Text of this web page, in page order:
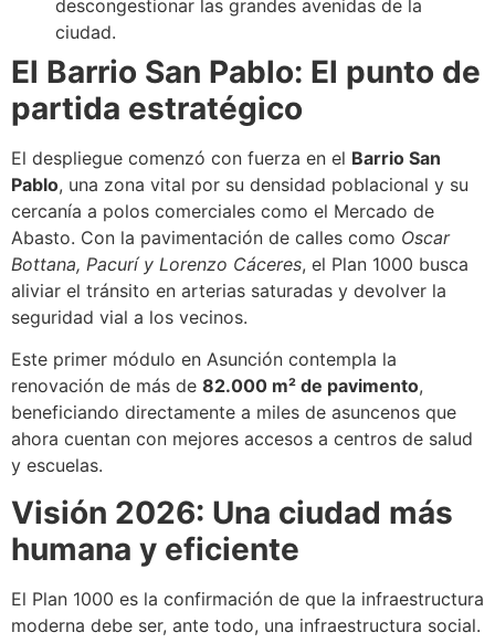
descongestionar las grandes avenidas de la
ciudad.
El Barrio San Pablo: El punto de
partida estratégico
El despliegue comenzó con fuerza en el Barrio San
Pablo, una zona vital por su densidad poblacional y su
cercanía a polos comerciales como el Mercado de
Abasto. Con la pavimentación de calles como Oscar
Bottana, Pacurí y Lorenzo Cáceres, el Plan 1000 busca
aliviar el tránsito en arterias saturadas y devolver la
seguridad vial a los vecinos.
Este primer módulo en Asunción contempla la
renovación de más de 82.000 m² de pavimento,
beneficiando directamente a miles de asuncenos que
ahora cuentan con mejores accesos a centros de salud
y escuelas.
Visión 2026: Una ciudad más
humana y eficiente
El Plan 1000 es la confirmación de que la infraestructura
moderna debe ser, ante todo, una infraestructura social.